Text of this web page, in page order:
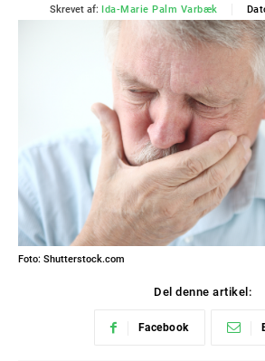
Skrevet af: Ida-Marie Palm Varbæk
Foto: Shutterstock.com
Del denne artikel:
Facebook